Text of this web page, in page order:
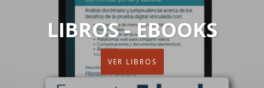
LIBROS - EBOOKS
VER LIBROS